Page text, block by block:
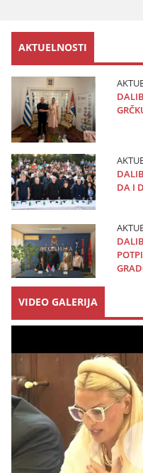
AKTUELNOSTI
DA I
VIDEO GALERIJA